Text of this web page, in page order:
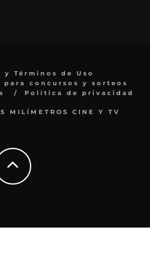
y Términos de Uso
para concursos y sorteos
Política de privacidad
CINE Y TV